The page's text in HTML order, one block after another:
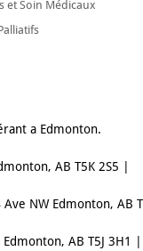
et Soin Médicaux
a Edmonton.
AB T5K 2S5 |
NW Edmonton, AB
AB T5J 3H1 |